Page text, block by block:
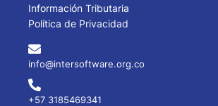
Información Tributaria
Política de Privacidad
info@intersoftware.org.co
+57 3185469341